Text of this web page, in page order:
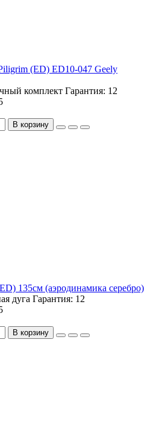
(ED) ED10-047 Geely
комплект Гарантия: 12
В корзину
135см (аэродинамика серебро)
дуга Гарантия: 12
В корзину